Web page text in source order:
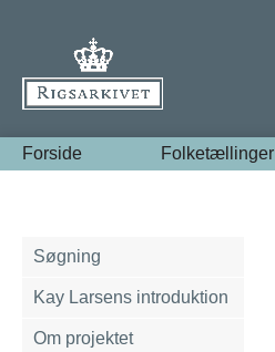
Forside Folketællinger
Søgning
Kay Larsens introduktion
Om projektet